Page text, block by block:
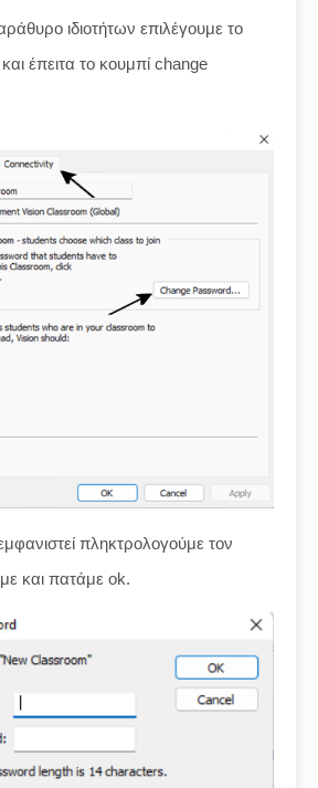
ιδιοτήτων επιλέγουμε το
έπειτα το κουμπί change
πληκτρολογούμε τον
και πατάμε ok.